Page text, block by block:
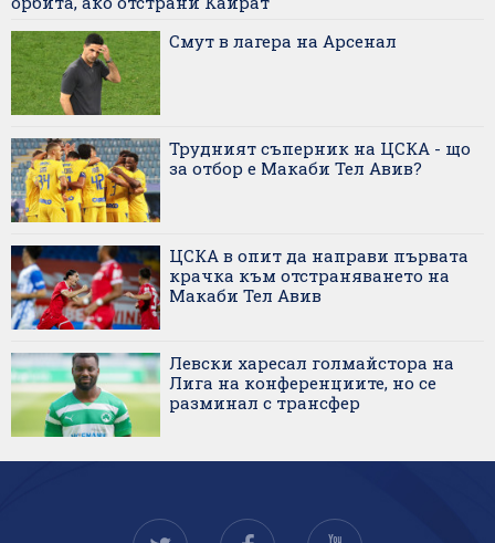
Смут в лагера на Арсенал
Трудният съперник на ЦСКА - що
за отбор е Макаби Тел Авив?
ЦСКА в опит да направи първата
крачка към отстраняването на
Макаби Тел Авив
Левски харесал голмайстора на
Лига на конференциите, но се
разминал с трансфер